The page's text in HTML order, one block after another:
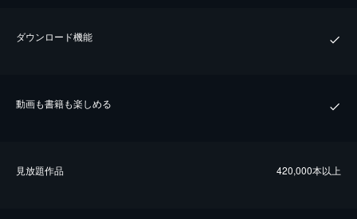
ダウンロード機能
動画も書籍も楽しめる
⾒放題作品 420,000本以上